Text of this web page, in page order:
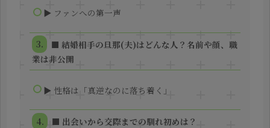
▶ ファンへの第一声
■ 結婚相手の旦那(夫)はどんな人？名前や顔、職
業は非公開
▶ 性格は「真逆なのに落ち着く」
■ 出会いから交際までの馴れ初めは？